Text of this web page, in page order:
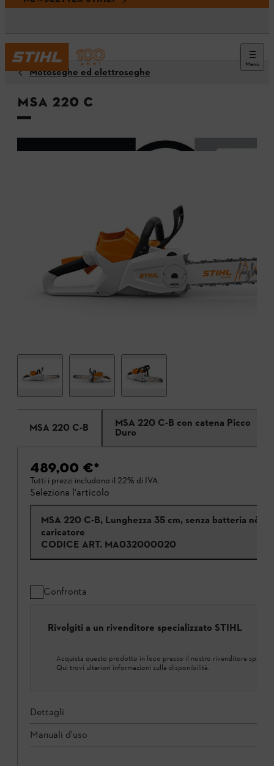
Menù
Motoseghe ed elettroseghe
MSA 220 C
MSA 220 C-B MSA 220 C-B con catena Picco
Duro
489,00 €*
Tutti i prezzi includono il 22% di IVA.
Seleziona l'articolo
MSA 220 C-B, Lunghezza 35 cm, senza batteria nè
caricatore
CODICE ART. MA032000020
Confronta
Rivolgiti a un rivenditore specializzato STIHL
Acquista questo prodotto in loco presso il nostro rivenditore
Qui trovi ulteriori informazioni sulla disponibilità.
Dettagli
Manuali d'uso